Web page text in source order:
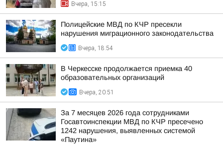
Вчера, 15:15
Полицейские МВД по КЧР пресекли
нарушения миграционного законодательства
Вчера, 18:54
В Черкесске продолжается приемка 40
образовательных организаций
Вчера, 20:51
За 7 месяцев 2026 года сотрудниками
Госавтоинспекции МВД по КЧР пресечено
1242 нарушения, выявленных системой
«Паутина»